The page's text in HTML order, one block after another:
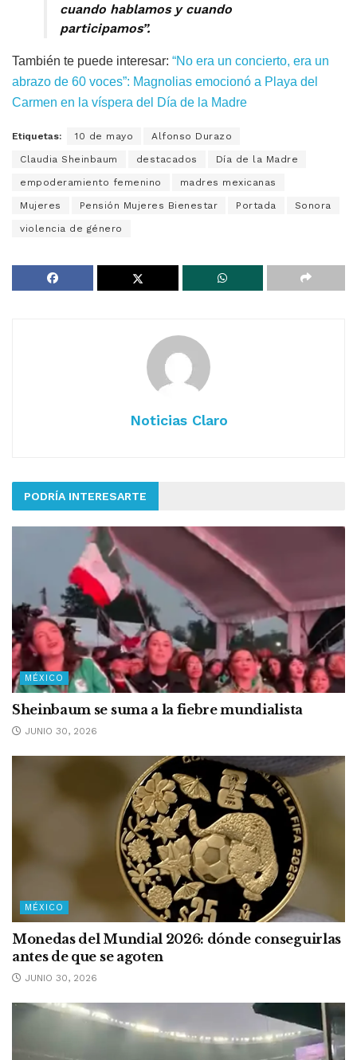
cuando hablamos y cuando
participamos”.
También te puede interesar: “No era un concierto, era un
abrazo de 60 voces”: Magnolias emocionó a Playa del
Carmen en la víspera del Día de la Madre
Etiquetas: 10 de mayo Alfonso Durazo
Claudia Sheinbaum destacados Día de la Madre
empoderamiento femenino madres mexicanas
Mujeres Pensión Mujeres Bienestar Portada Sonora
violencia de género
Noticias Claro
PODRÍA INTERESARTE
MÉXICO
Sheinbaum se suma a la fiebre mundialista
JUNIO 30, 2026
MÉXICO
Monedas del Mundial 2026: dónde conseguirlas
antes de que se agoten
JUNIO 30, 2026